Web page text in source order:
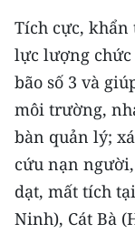
NHÂN DÂN
NHÂN DÂN
MUA BÁO
ĐỌC BÁO IN
Tích cực,
lực lượng
bão số 3 và
môi trường,
bàn quản lý;
cứu nạn
dạt, mất tích
Ninh), Cát Bà